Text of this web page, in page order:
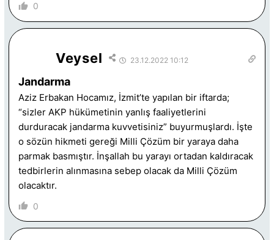
0
Veysel 23.12.2022 10:12
Jandarma
Aziz Erbakan Hocamız, İzmit’te yapılan bir iftarda;
“sizler AKP hükümetinin yanlış faaliyetlerini
durduracak jandarma kuvvetisiniz” buyurmuşlardı. İşte
o sözün hikmeti gereği Milli Çözüm bir yaraya daha
parmak basmıştır. İnşallah bu yarayı ortadan kaldıracak
tedbirlerin alınmasına sebep olacak da Milli Çözüm
olacaktır.
0